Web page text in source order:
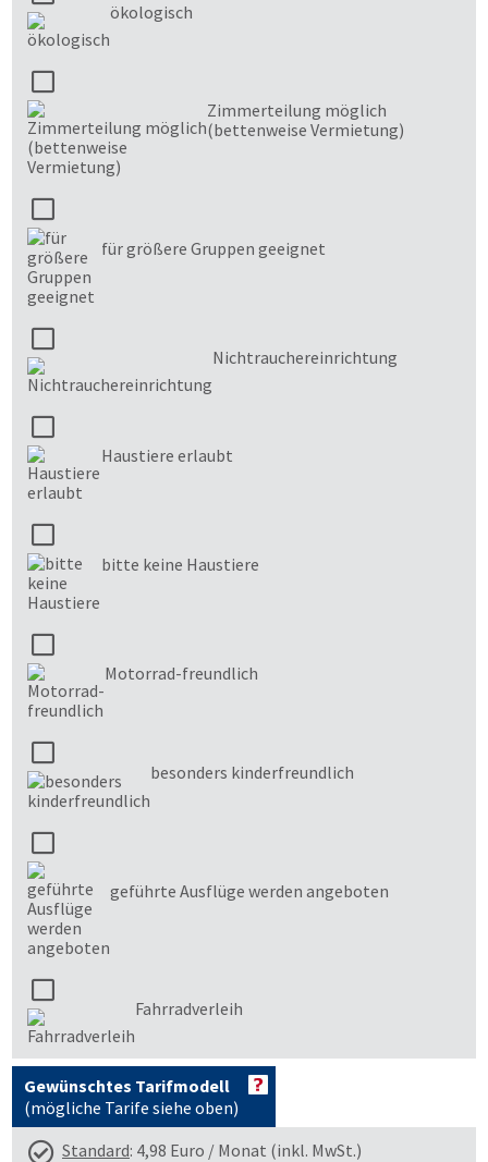
ökologisch
Zimmerteilung möglich
(bettenweise Vermietung)
für größere Gruppen geeignet
Nichtrauchereinrichtung
Haustiere erlaubt
bitte keine Haustiere
Motorrad-freundlich
besonders kinderfreundlich
geführte Ausflüge werden angeboten
Fahrradverleih
Gewünschtes Tarifmodell
(mögliche Tarife siehe oben)
Standard: 4,98 Euro / Monat (inkl. MwSt.)